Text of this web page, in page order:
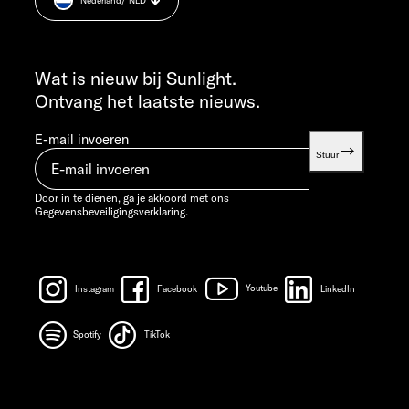
VR 7:30 - 12:00 UUR
info@sunlight.de
Informatie over het gewicht.
Wat is nieuw bij Sunlight.
Ontvang het laatste nieuws.
E-mail invoeren
Stuur
Door in te dienen, ga je akkoord met ons
Gegevensbeveiligingsverklaring.
Instagram Facebook Youtube LinkedIn
Spotify TikTok